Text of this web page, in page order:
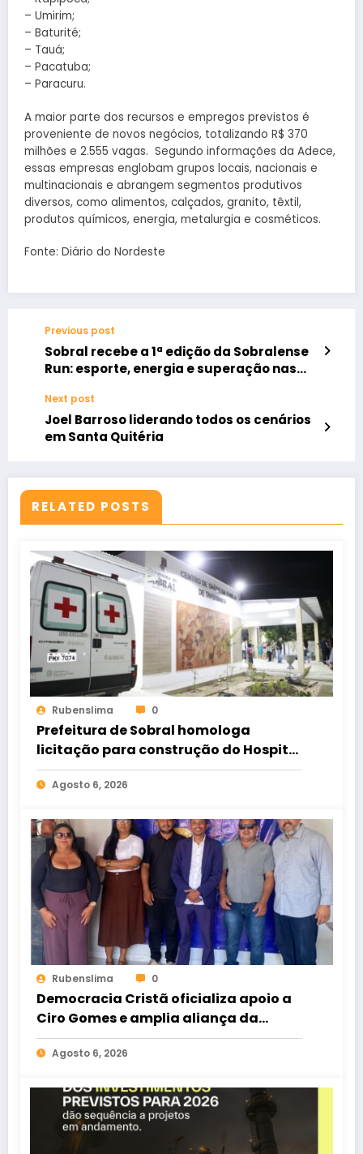
– Umirim;
– Baturité;
– Tauá;
– Pacatuba;
– Paracuru.
A maior parte dos recursos e empregos previstos é
proveniente de novos negócios, totalizando R$ 370
milhões e 2.555 vagas. Segundo informações da Adece,
essas empresas englobam grupos locais, nacionais e
multinacionais e abrangem segmentos produtivos
diversos, como alimentos, calçados, granito, têxtil,
produtos químicos, energia, metalurgia e cosméticos.
Fonte: Diário do Nordeste
Previous post
Sobral recebe a 1ª edição da Sobralense
Run: esporte, energia e superação nas
Next post
Joel Barroso liderando todos os cenários
em Santa Quitéria
RELATED POSTS
Rubenslima 0
Prefeitura de Sobral homologa
licitação para construção do Hospital
de Taperuaba
Agosto 6, 2026
Rubenslima 0
Democracia Cristã oficializa apoio a
Ciro Gomes e amplia aliança da
oposição no Ceará
Agosto 6, 2026